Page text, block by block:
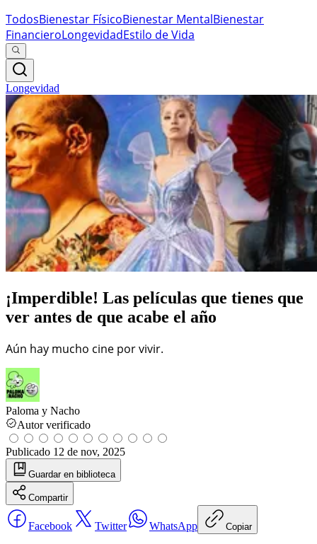
TodosBienestar FísicoBienestar MentalBienestar
FinancieroLongevidadEstilo de Vida
Longevidad
¡Imperdible! Las películas que tienes que
ver antes de que acabe el año
Aún hay mucho cine por vivir.
Paloma y Nacho
Autor verificado
Publicado 12 de nov, 2025
Guardar en biblioteca
Compartir
Facebook Twitter WhatsApp Copiar